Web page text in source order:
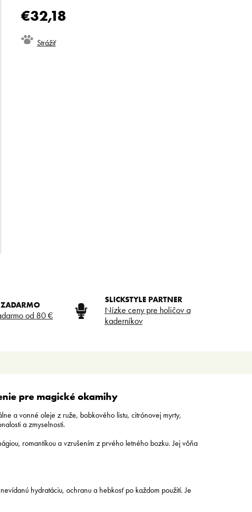
€32,18
Jednotková
cena:Strážiť
od 80 €
SLICKSTYLE PARTNER
Nízke ceny pre holičov a
kaderníkov
pre magické okamihy
a vonné oleje z ruže, bobkového listu, citrónovej myrty,
a zmyselnosti.
romantikou a vzrušením z prvého letného bozku. Jej vôňa
hydratáciu, ochranu a hebkosť po každom použití. Je